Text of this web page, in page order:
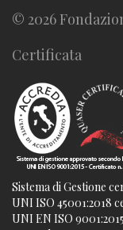
© 2026
Certificata
Sistema di Gestione
UNI ISO 45001:2018
UNI EN ISO